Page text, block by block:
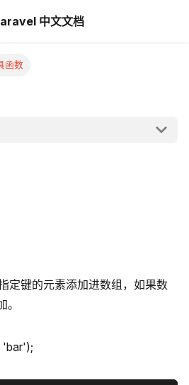
中文文档
函数
定键的元素添加进数组，如果数
'bar');